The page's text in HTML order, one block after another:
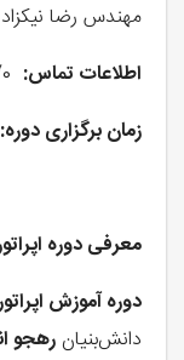
مهندس رضا نیکزاد
اطلاعات تماس:
زمان برگزاری دوره:
معرفی دوره
دوره آموزش
دانش‌بنیان رهجو